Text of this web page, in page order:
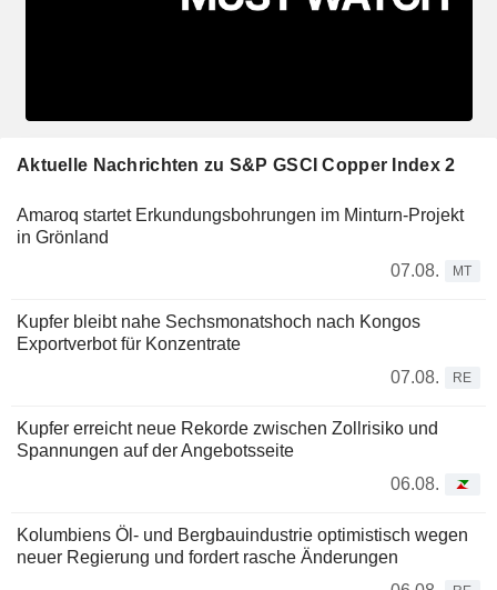
Aktuelle Nachrichten zu S&P GSCI Copper Index 2
Amaroq startet Erkundungsbohrungen im Minturn-Projekt
in Grönland
07.08.
MT
Kupfer bleibt nahe Sechsmonatshoch nach Kongos
Exportverbot für Konzentrate
07.08.
RE
Kupfer erreicht neue Rekorde zwischen Zollrisiko und
Spannungen auf der Angebotsseite
06.08.
Kolumbiens Öl- und Bergbauindustrie optimistisch wegen
neuer Regierung und fordert rasche Änderungen